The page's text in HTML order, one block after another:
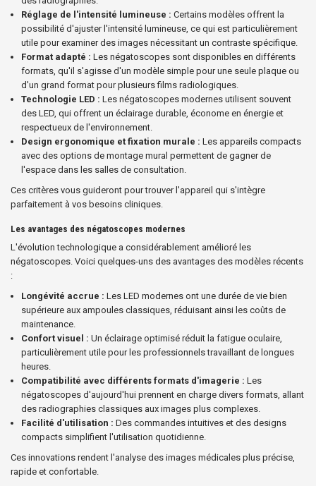
Réglage de l'intensité lumineuse : Certains modèles offrent la
possibilité d'ajuster l'intensité lumineuse, ce qui est particulièrement
utile pour examiner des images nécessitant un contraste spécifique.
Format adapté : Les négatoscopes sont disponibles en différents
formats, qu'il s'agisse d'un modèle simple pour une seule plaque ou
d'un grand format pour plusieurs films radiologiques.
Technologie LED : Les négatoscopes modernes utilisent souvent
des LED, qui offrent un éclairage durable, économe en énergie et
respectueux de l'environnement.
Design ergonomique et fixation murale : Les appareils compacts
avec des options de montage mural permettent de gagner de
l'espace dans les salles de consultation.
Ces critères vous guideront pour trouver l'appareil qui s'intègre
parfaitement à vos besoins cliniques.
Les avantages des négatoscopes modernes
L'évolution technologique a considérablement amélioré les
négatoscopes. Voici quelques-uns des avantages des modèles récents
:
Longévité accrue : Les LED modernes ont une durée de vie bien
supérieure aux ampoules classiques, réduisant ainsi les coûts de
maintenance.
Confort visuel : Un éclairage optimisé réduit la fatigue oculaire,
particulièrement utile pour les professionnels travaillant de longues
heures.
Compatibilité avec différents formats d'imagerie : Les
négatoscopes d'aujourd'hui prennent en charge divers formats, allant
des radiographies classiques aux images plus complexes.
Facilité d'utilisation : Des commandes intuitives et des designs
compacts simplifient l'utilisation quotidienne.
Ces innovations rendent l'analyse des images médicales plus précise,
rapide et confortable.